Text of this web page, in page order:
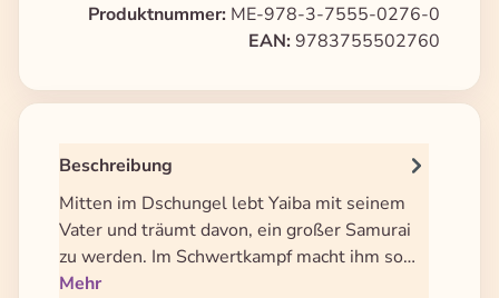
Produktnummer: ME-978-3-7555-0276-0
EAN: 9783755502760
Beschreibung
Mitten im Dschungel lebt Yaiba mit seinem
Vater und träumt davon, ein großer Samurai
zu werden. Im Schwertkampf macht ihm so…
Mehr